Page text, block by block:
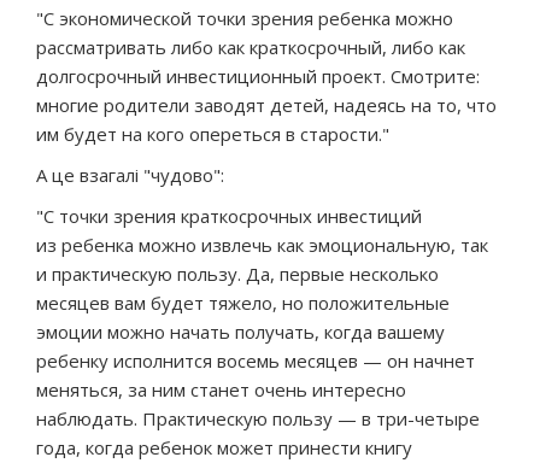
"С экономической точки зрения ребенка можно
рассматривать либо как краткосрочный, либо как
долгосрочный инвестиционный проект. Смотрите:
многие родители заводят детей, надеясь на то, что
им будет на кого опереться в старости."
А це взагалі "чудово":
"С точки зрения краткосрочных инвестиций
из ребенка можно извлечь как эмоциональную, так
и практическую пользу. Да, первые несколько
месяцев вам будет тяжело, но положительные
эмоции можно начать получать, когда вашему
ребенку исполнится восемь месяцев — он начнет
меняться, за ним станет очень интересно
наблюдать. Практическую пользу — в три-четыре
года, когда ребенок может принести книгу